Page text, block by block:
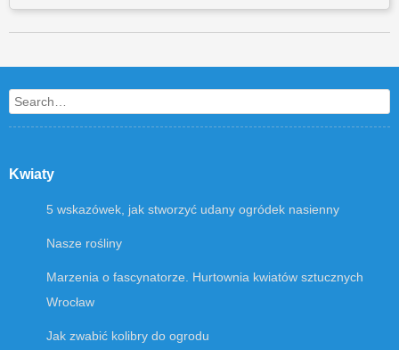
Post navigation
Search
Kwiaty
5 wskazówek, jak stworzyć udany ogródek nasienny
Nasze rośliny
Marzenia o fascynatorze. Hurtownia kwiatów sztucznych
Wrocław
Jak zwabić kolibry do ogrodu